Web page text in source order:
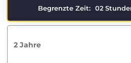
Begrenzte Zeit: 02
2 Jahre